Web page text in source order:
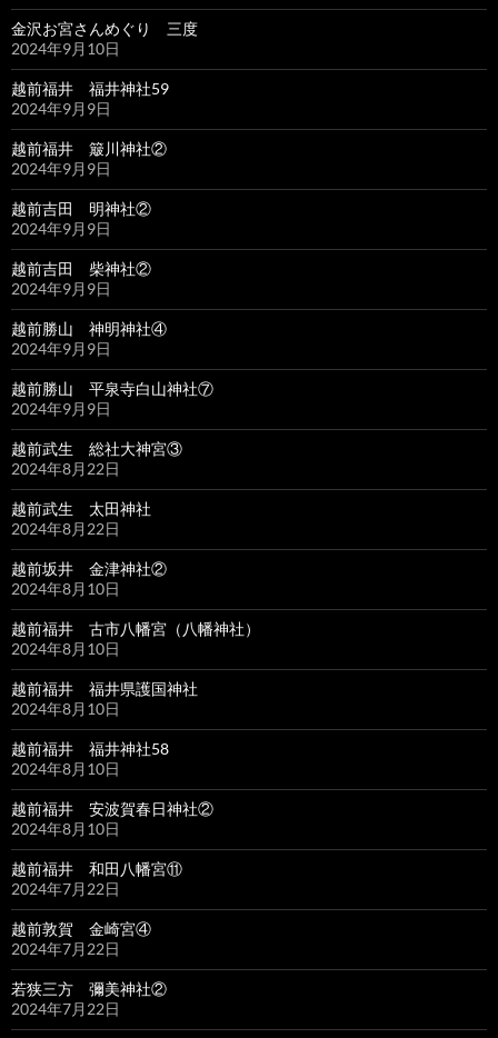
金沢お宮さんめぐり 三度
2024年9月10日
越前福井 福井神社59
2024年9月9日
越前福井 簸川神社②
2024年9月9日
越前吉田 明神社②
2024年9月9日
越前吉田 柴神社②
2024年9月9日
越前勝山 神明神社④
2024年9月9日
越前勝山 平泉寺白山神社⑦
2024年9月9日
越前武生 総社大神宮③
2024年8月22日
越前武生 太田神社
2024年8月22日
越前坂井 金津神社②
2024年8月10日
越前福井 古市八幡宮（八幡神社）
2024年8月10日
越前福井 福井県護国神社
2024年8月10日
越前福井 福井神社58
2024年8月10日
越前福井 安波賀春日神社②
2024年8月10日
越前福井 和田八幡宮⑪
2024年7月22日
越前敦賀 金崎宮④
2024年7月22日
若狭三方 彌美神社②
2024年7月22日